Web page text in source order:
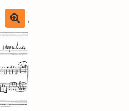
uitvouwen